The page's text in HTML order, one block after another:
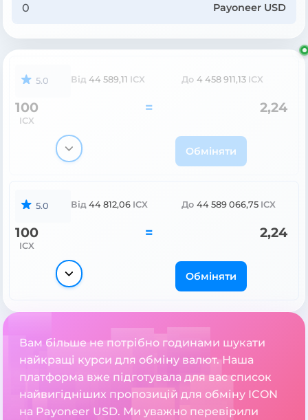
Payoneer USD
5.0 Від 44 589,11 ICX До 4 458 911,13 ICX
100
ICX
= 2,24
Обміняти
5.0 Від 44 812,06 ICX До 44 589 066,75 ICX
100
ICX
= 2,24
Обміняти
Вам більше не потрібно годинами шукати
найкращі курси для обміну валют. Наша
платформа вже підготувала для вас список
найвигідніших пропозицій для обміну ICON
на Payoneer USD. Ми уважно перевірили